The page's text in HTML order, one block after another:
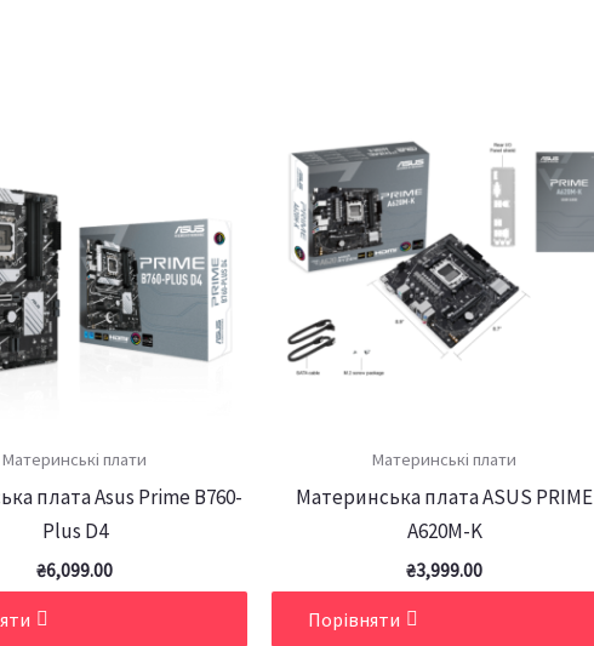
Материнські плати
плата Asus Prime B760-
Plus D4
₴6,099.00
Материнські плати
Материнська плата ASUS PRIME
A620M-K
₴3,999.00
Порівняти